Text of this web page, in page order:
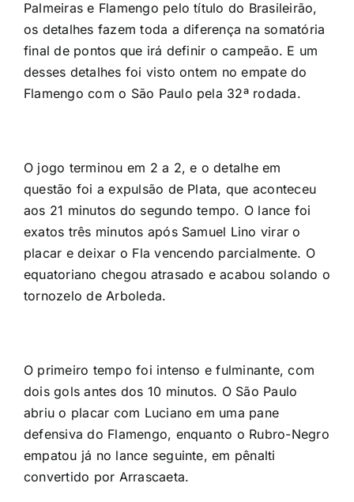
Palmeiras e Flamengo pelo título do Brasileirão,
os detalhes fazem toda a diferença na somatória
final de pontos que irá definir o campeão. E um
desses detalhes foi visto ontem no empate do
Flamengo com o São Paulo pela 32ª rodada.
O jogo terminou em 2 a 2, e o detalhe em
questão foi a expulsão de Plata, que aconteceu
aos 21 minutos do segundo tempo. O lance foi
exatos três minutos após Samuel Lino virar o
placar e deixar o Fla vencendo parcialmente. O
equatoriano chegou atrasado e acabou solando o
tornozelo de Arboleda.
O primeiro tempo foi intenso e fulminante, com
dois gols antes dos 10 minutos. O São Paulo
abriu o placar com Luciano em uma pane
defensiva do Flamengo, enquanto o Rubro-Negro
empatou já no lance seguinte, em pênalti
convertido por Arrascaeta.